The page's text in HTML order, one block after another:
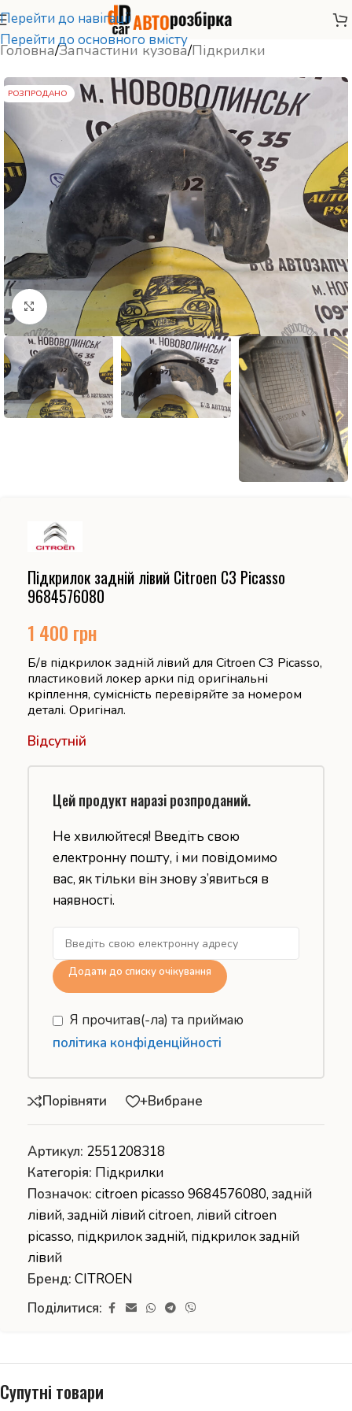
Перейти до навігації
Перейти до основного вмісту
Головна/Запчастини кузова/Підкрилки
РОЗПРОДАНО
Натисніть, щоб збільшити
Підкрилок задній лівий Citroen C3 Picasso
9684576080
1 400 грн
Б/в підкрилок задній лівий для Citroen C3 Picasso,
пластиковий локер арки під оригінальні
кріплення, сумісність перевіряйте за номером
деталі. Оригінал.
Відсутній
Цей продукт наразі розпроданий.
Не хвилюйтеся! Введіть свою
електронну пошту, і ми повідомимо
вас, як тільки він знову з’явиться в
наявності.
Додати до списку очікування
Я прочитав(-ла) та приймаю
політика конфіденційності
Порівняти +Вибране
Артикул: 2551208318
Категорія: Підкрилки
Позначок: citroen picasso 9684576080, задній
лівий, задній лівий citroen, лівий citroen
picasso, підкрилок задній, підкрилок задній
лівий
Бренд: CITROEN
Поділитися:
Супутні товари